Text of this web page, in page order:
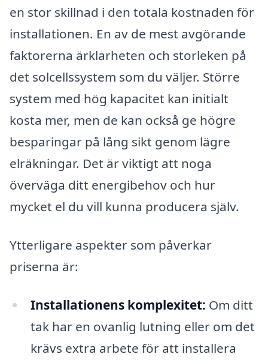
en stor skillnad i den totala kostnaden för
installationen. En av de mest avgörande
faktorerna ärklarheten och storleken på
det solcellssystem som du väljer. Större
system med hög kapacitet kan initialt
kosta mer, men de kan också ge högre
besparingar på lång sikt genom lägre
elräkningar. Det är viktigt att noga
överväga ditt energibehov och hur
mycket el du vill kunna producera själv.
Ytterligare aspekter som påverkar
priserna är:
Installationens komplexitet: Om ditt
tak har en ovanlig lutning eller om det
krävs extra arbete för att installera